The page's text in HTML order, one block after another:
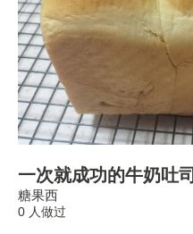
一次就成功的牛奶吐司
糖果西
0 人做过